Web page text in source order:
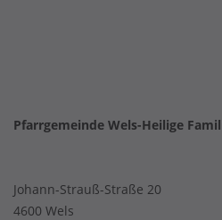
Pfarrgemeinde Wels-Heilige
Johann-Strauß-Straße 20
4600 Wels